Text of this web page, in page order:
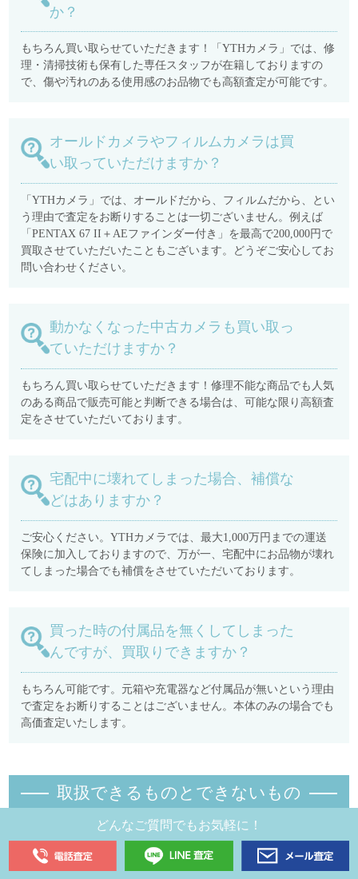
か？
もちろん買い取らせていただきます！「YTHカメラ」では、修
理・清掃技術も保有した専任スタッフが在籍しておりますの
で、傷や汚れのある使用感のお品物でも高額査定が可能です。
オールドカメラやフィルムカメラは買
い取っていただけますか？
「YTHカメラ」では、オールドだから、フィルムだから、とい
う理由で査定をお断りすることは一切ございません。例えば
「PENTAX 67 II＋AEファインダー付き」を最高で200,000円で
買取させていただいたこともございます。どうぞご安心してお
問い合わせください。
動かなくなった中古カメラも買い取っ
ていただけますか？
もちろん買い取らせていただきます！修理不能な商品でも人気
のある商品で販売可能と判断できる場合は、可能な限り高額査
定をさせていただいております。
宅配中に壊れてしまった場合、補償な
どはありますか？
ご安心ください。YTHカメラでは、最大1,000万円までの運送
保険に加入しておりますので、万が一、宅配中にお品物が壊れ
てしまった場合でも補償をさせていただいております。
買った時の付属品を無くしてしまった
んですが、買取りできますか？
もちろん可能です。元箱や充電器など付属品が無いという理由
で査定をお断りすることはございません。本体のみの場合でも
高価査定いたします。
取扱できるものとできないもの
取り扱いできるものについて
どんなご質問でもお気軽に！